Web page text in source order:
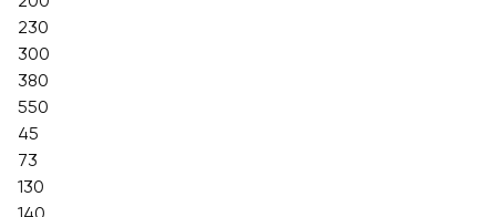
230
300
380
550
45
73
130